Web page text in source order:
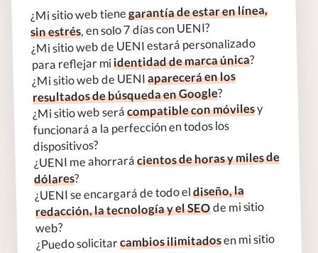
¿Mi sitio web tienegarantía de estar en línea,
sin estrés, en solo 7 días con UENI?
¿Mi sitio web de UENI estará personalizado
para reflejar miidentidad de marca única?
¿Mi sitio web de UENIaparecerá en los
resultados de búsqueda en Google?
¿Mi sitio web serácompatible con móvilesy
funcionará a la perfección en todos los
dispositivos?
¿UENI me ahorrarácientos de horas y miles de
dólares?
¿UENI se encargará de todo eldiseño, la
redacción, la tecnología y el SEOde mi sitio
web?
¿Puedo solicitarcambios ilimitadosen mi sitio